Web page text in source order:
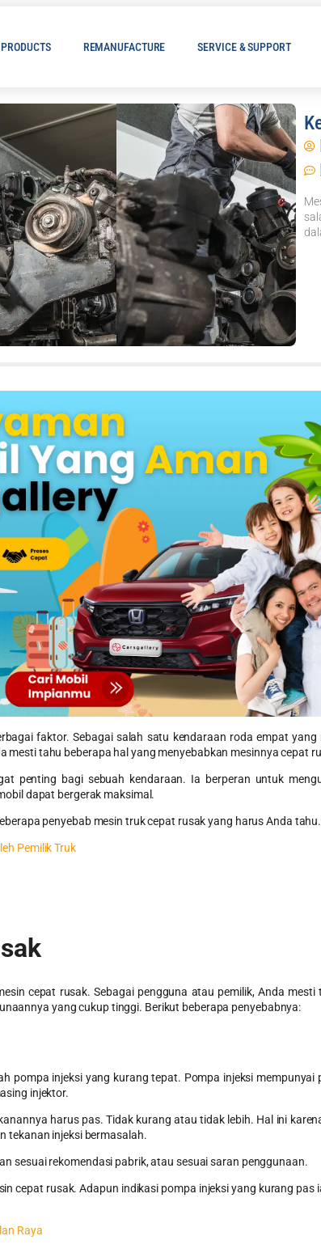
PRODUCTS REMANUFACTURE SERVICE & SUPPORT
faktor. Sebagai salah satu kendaraan roda empat yang
mesti tahu beberapa hal yang menyebabkan mesinnya cepat
penting bagi sebuah kendaraan. Ia berperan untuk
dapat bergerak maksimal.
penyebab mesin truk cepat rusakyang harus Anda tahu.
Pemilik Truk
cepat rusak. Sebagai pengguna atau pemilik, Anda mesti
yang cukup tinggi. Berikut beberapa penyebabnya:
pompa injeksi yang kurang tepat. Pompa injeksi mempunyai
injektor.
harus pas. Tidak kurang atau tidak lebih. Hal ini
tekanan injeksi bermasalah.
sesuai rekomendasi pabrik, atau sesuai saran penggunaan.
cepat rusak. Adapun indikasi pompa injeksi yang kurang pas
Raya